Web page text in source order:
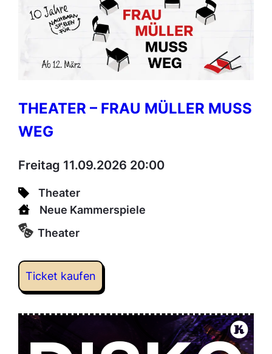
THEATER – FRAU MÜLLER MUSS
WEG
Freitag 11.09.2026 20:00
Theater
Neue Kammerspiele
Theater
Ticket kaufen